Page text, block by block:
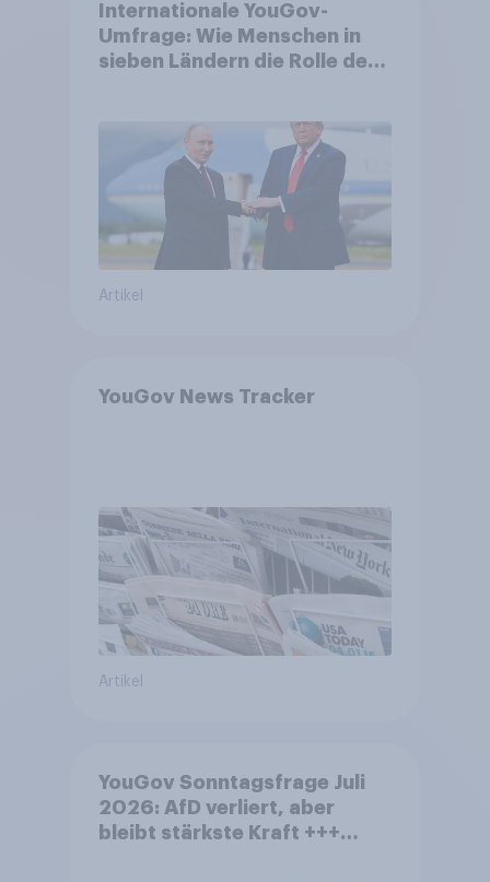
Internationale YouGov-
Umfrage: Wie Menschen in
sieben Ländern die Rolle der
Bedrohungen und Bündnisse
bewerten
Artikel
YouGov News Tracker
Artikel
YouGov Sonntagsfrage Juli
2026: AfD verliert, aber
bleibt stärkste Kraft +++